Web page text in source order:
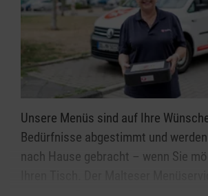
Unsere Menüs sind auf Ihre
Bedürfnisse abgestimmt und
nach Hause gebracht – wenn Sie